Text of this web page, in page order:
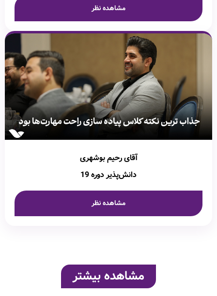
مشاهده نظر
آقای رحیم بوشهری
دانش‌پذیر دوره 19
مشاهده نظر
مشاهده بیشتر